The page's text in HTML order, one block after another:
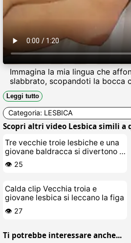
Immagina la mia lingua che
slabbrato, scopandoti la bocca
Leggi tutto
Categoria: LESBICA
Scopri altri video Lesbica simili a
Tre vecchie troie lesbiche e una
giovane baldracca si divertono a
letto
👁️ 25
Calda clip Vecchia troia e
giovane lesbica si leccano la figa
👁️ 27
Ti potrebbe interessare anche...